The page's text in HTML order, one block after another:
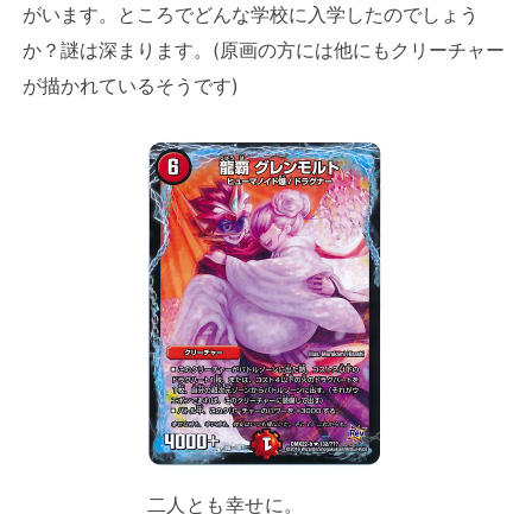
がいます。ところでどんな学校に入学したのでしょう
か？謎は深まります。(原画の方には他にもクリーチャー
が描かれているそうです)
二人とも幸せに。